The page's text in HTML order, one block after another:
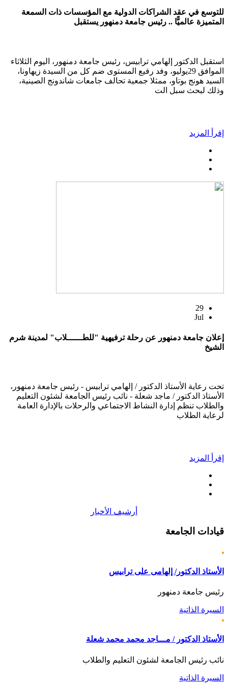
للتوسع في عقد الشراكات الدولية مع المؤسسات ذات السمعة
المتميزة عالميًّا .. رئيس جامعة دمنهور يستقبل
استقبل الدكتور إلهامي ترابيس، رئيس جامعة دمنهور، اليوم الثلاثاء
الموافق 29يوليو، وفد رفيع المستوى ضم كل من السيدة زيهاونا،
السيد هونج بوتاو، ممثلا جمعية تحالف جامعات شاندونج الصينية،
وذلك لبحث سبل الت
إقرأ المزيد
29
Jul
إعلان جامعة دمنهور عن رحلة ترفيهية "للطــــــلاب" لمدينة شرم
الشيخ
تحت رعاية الأستاذ الدكتور / إلهامي ترابيس - رئيس جامعة دمنهور،
الأستاذ الدكتور / ماجد شعلة - نائب رئيس الجامعة لشئون التعليم
والطلاب تنظم إدارة النشاط الاجتماعي والرحلات بالإدارة العامة
لرعاية الطلاب
إقرأ المزيد
أرشيف الأخبار
قيادات الجامعة
الأستاذ الدكتور/ إلهامى على ترابيس
رئيس جامعة دمنهور
السيرة الذاتية
الأستاذ الدكتور / مـــاجد محمد محمد شعلة
نائب رئيس الجامعة لشئون التعليم والطلاب
السيرة الذاتية